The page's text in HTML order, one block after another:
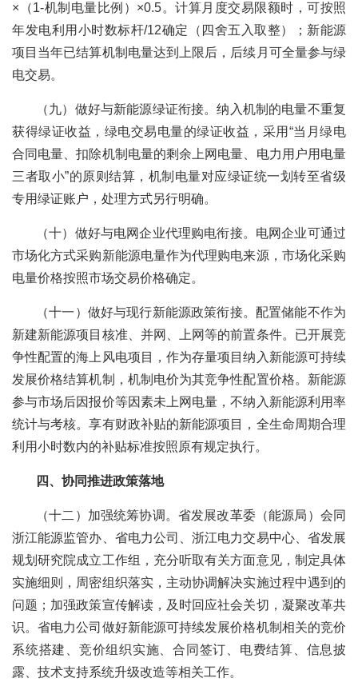
×（1-机制电量比例）×0.5。计算月度交易限额时，可按照
年发电利用小时数标杆/12确定（四舍五入取整）；新能源
项目当年已结算机制电量达到上限后，后续月可全量参与绿
电交易。
（九）做好与新能源绿证衔接。纳入机制的电量不重复
获得绿证收益，绿电交易电量的绿证收益，采用“当月绿电
合同电量、扣除机制电量的剩余上网电量、电力用户用电量
三者取小”的原则结算，机制电量对应绿证统一划转至省级
专用绿证账户，处理方式另行明确。
（十）做好与电网企业代理购电衔接。电网企业可通过
市场化方式采购新能源电量作为代理购电来源，市场化采购
电量价格按照市场交易价格确定。
（十一）做好与现行新能源政策衔接。配置储能不作为
新建新能源项目核准、并网、上网等的前置条件。已开展竞
争性配置的海上风电项目，作为存量项目纳入新能源可持续
发展价格结算机制，机制电价为其竞争性配置价格。新能源
参与市场后因报价等因素未上网电量，不纳入新能源利用率
统计与考核。享有财政补贴的新能源项目，全生命周期合理
利用小时数内的补贴标准按照原有规定执行。
四、协同推进政策落地
（十二）加强统筹协调。省发展改革委（能源局）会同
浙江能源监管办、省电力公司、浙江电力交易中心、省发展
规划研究院成立工作组，充分听取有关方面意见，制定具体
实施细则，周密组织落实，主动协调解决实施过程中遇到的
问题；加强政策宣传解读，及时回应社会关切，凝聚改革共
识。省电力公司做好新能源可持续发展价格机制相关的竞价
系统搭建、竞价组织实施、合同签订、电费结算、信息披
露、技术支持系统升级改造等相关工作。